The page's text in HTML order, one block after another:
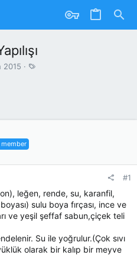
2015
#1
leğen, rende, su, karanfil,
sulu boya fırçası, ince ve
ve yeşil şeffaf sabun,çiçek teli
Su ile yoğrulur.(Çok sıvı
olarak bir kalıp bir meyve